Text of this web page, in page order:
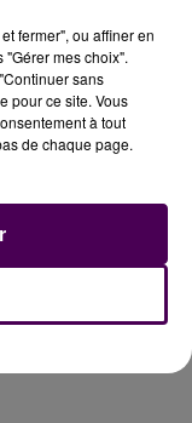
and B Fest' 2026 !
Voice & The Voice
fermer", ou affiner en
mes choix".
sans
pour ce site. Vous
à tout
de chaque page.